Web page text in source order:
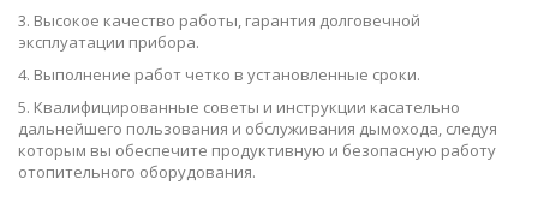
3. Высокое качество работы, гарантия долговечной
эксплуатации прибора.
4. Выполнение работ четко в установленные сроки.
5. Квалифицированные советы и инструкции касательно
дальнейшего пользования и обслуживания дымохода, следуя
которым вы обеспечите продуктивную и безопасную работу
отопительного оборудования.